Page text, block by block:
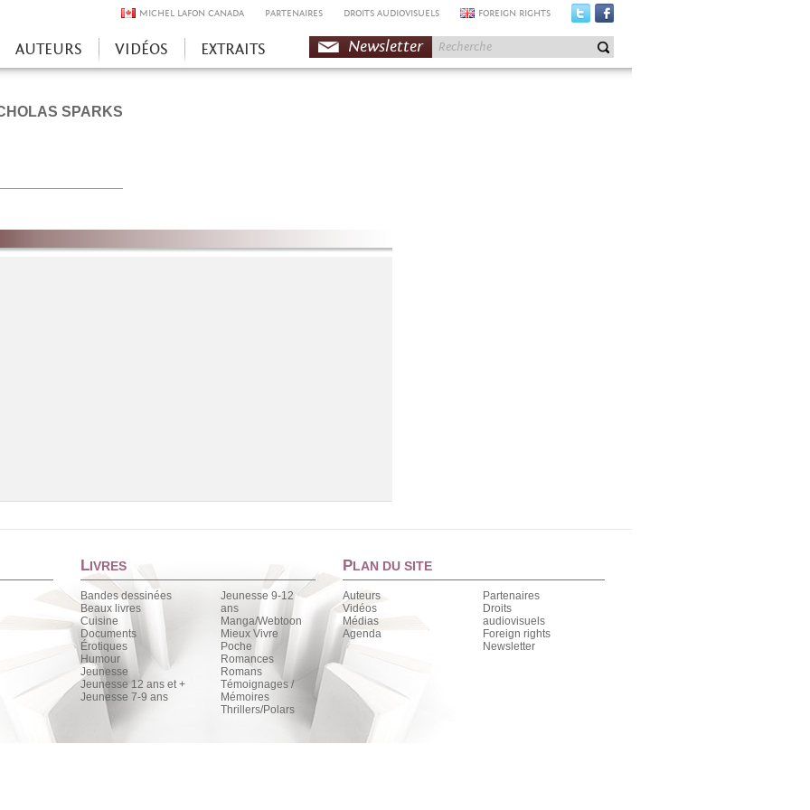
MICHEL LAFON CANADA PARTENAIRES DROITS AUDIOVISUELS FOREIGN RIGHTS
AUTEURS VIDÉOS EXTRAITS Newsletter
SPARKS
Chargement de la liste
LIVRES
Bandes dessinées
Beaux livres
Cuisine
Documents
Érotiques
Humour
Jeunesse
Jeunesse 12 ans et +
Jeunesse 7-9 ans
Jeunesse 9-12
ans
Manga/Webtoon
Mieux Vivre
Poche
Romances
Romans
Témoignages /
Mémoires
Thrillers/Polars
PLAN DU SITE
Auteurs
Vidéos
Médias
Agenda
Partenaires
Droits
audiovisuels
Foreign rights
Newsletter